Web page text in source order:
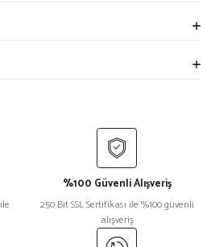
%100 Güvenli Alışveriş
250 Bit SSL Sertifikası ile %100 güvenli
alışveriş